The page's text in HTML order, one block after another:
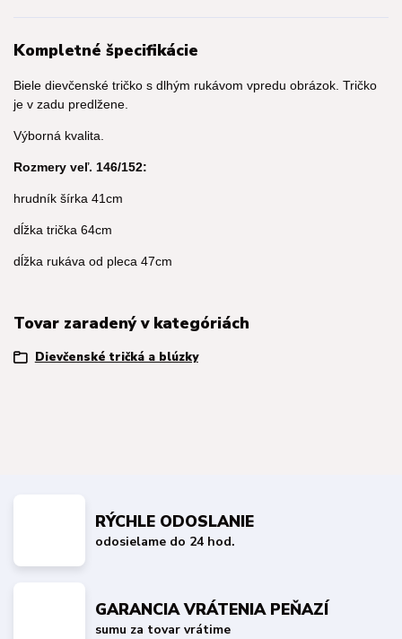
Kompletné špecifikácie
Biele dievčenské tričko s dlhým rukávom vpredu obrázok. Tričko
je v zadu predlžene.
Výborná kvalita.
Rozmery veľ. 146/152:
hrudník šírka 41cm
dĺžka trička 64cm
dĺžka rukáva od pleca 47cm
Tovar zaradený v kategóriách
Dievčenské tričká a blúzky
RÝCHLE ODOSLANIE
odosielame do 24 hod.
GARANCIA VRÁTENIA PEŇAZÍ
sumu za tovar vrátime